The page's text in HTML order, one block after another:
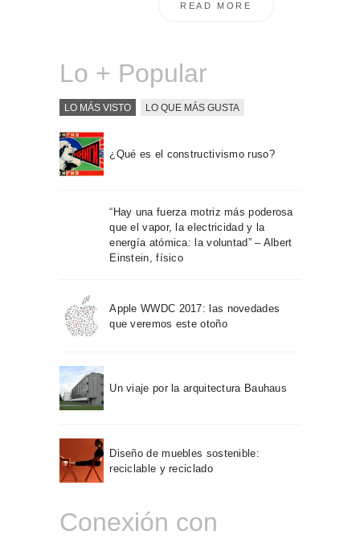
READ MORE
Lo + Popular
LO MÁS VISTO LO QUE MÁS GUSTA
¿Qué es el constructivismo ruso?
“Hay una fuerza motriz más poderosa
que el vapor, la electricidad y la
energía atómica: la voluntad” – Albert
Einstein, físico
Apple WWDC 2017: las novedades
que veremos este otoño
Un viaje por la arquitectura Bauhaus
Diseño de muebles sostenible:
reciclable y reciclado
Conexión con